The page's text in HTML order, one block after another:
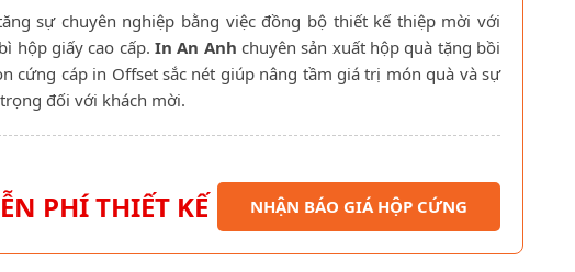
sự chuyên nghiệp bằng việc đồng bộ thiết kế thiệp mời với
hộp giấy cao cấp. In An Anh chuyên sản xuất hộp quà tặng bồi
cứng cáp in Offset sắc nét giúp nâng tầm giá trị món quà và sự
đối với khách mời.
PHÍ THIẾT KẾ NHẬN BÁO GIÁ HỘP CỨNG